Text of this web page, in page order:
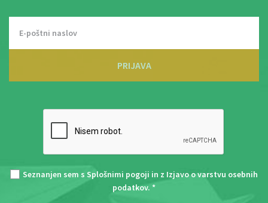
PRIJAVA
Seznanjen sem s Splošnimi pogoji in z Izjavo o varstvu osebnih
podatkov. *